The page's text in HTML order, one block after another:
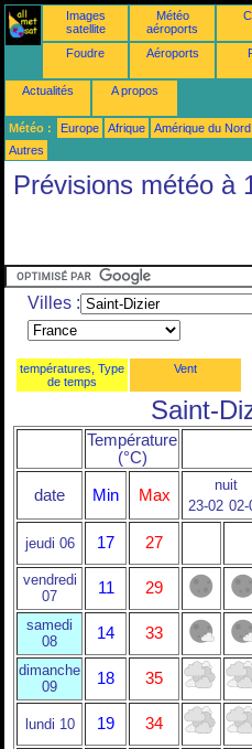
Images
satellite
Météo
aéroports
Foudre Aéroports
Actualités A propos
Météo : Europe Afrique Amérique du Nord
Autres
Prévisions météo à
Villes :
températures, Type
de temps
Vent
Saint-
Température
(°C)
date Min Max
nuit
23-02 02-
jeudi 06 17 27
vendredi
07
11 29
samedi
08
14 33
dimanche
09
18 35
lundi 10 19 34